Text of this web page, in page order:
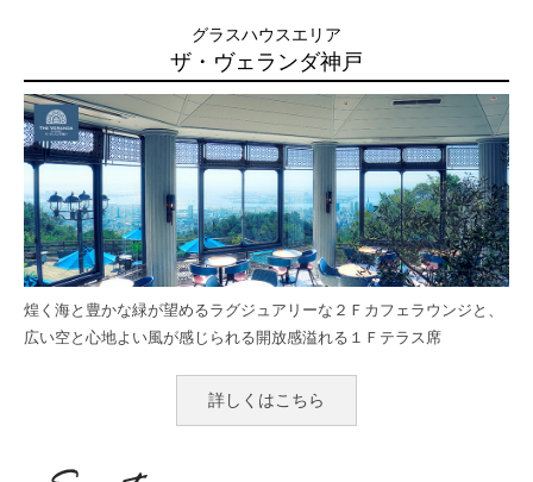
グラスハウスエリア
ザ・ヴェランダ神戸
煌く海と豊かな緑が望めるラグジュアリーな２Ｆカフェラウンジと、
広い空と心地よい風が感じられる開放感溢れる１Ｆテラス席
詳しくはこちら